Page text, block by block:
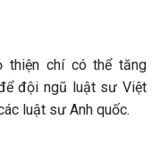
thiện chí có thể tăng
đội ngũ luật sư Việt
luật sư Anh quốc.